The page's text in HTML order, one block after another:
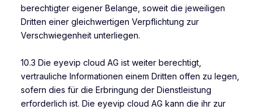
berechtigter eigener Belange, soweit die jeweiligen
Dritten einer gleichwertigen Verpflichtung zur
Verschwiegenheit unterliegen.
10.3 Die eyevip cloud AG ist weiter berechtigt,
vertrauliche Informationen einem Dritten offen zu legen,
sofern dies für die Erbringung der Dienstleistung
erforderlich ist. Die eyevip cloud AG kann die ihr zur